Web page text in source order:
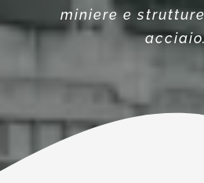
miniere e